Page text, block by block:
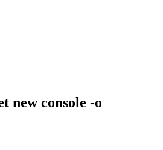
new console -o